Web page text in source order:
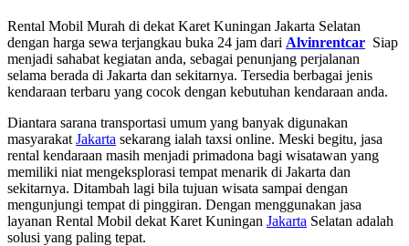
Rental Mobil Murah di dekat Karet Kuningan Jakarta Selatan
dengan harga sewa terjangkau buka 24 jam dari Alvinrentcar Siap
menjadi sahabat kegiatan anda, sebagai penunjang perjalanan
selama berada di Jakarta dan sekitarnya. Tersedia berbagai jenis
kendaraan terbaru yang cocok dengan kebutuhan kendaraan anda.
Diantara sarana transportasi umum yang banyak digunakan
masyarakat Jakarta sekarang ialah taxsi online. Meski begitu, jasa
rental kendaraan masih menjadi primadona bagi wisatawan yang
memiliki niat mengeksplorasi tempat menarik di Jakarta dan
sekitarnya. Ditambah lagi bila tujuan wisata sampai dengan
mengunjungi tempat di pinggiran. Dengan menggunakan jasa
layanan Rental Mobil dekat Karet Kuningan Jakarta Selatan adalah
solusi yang paling tepat.